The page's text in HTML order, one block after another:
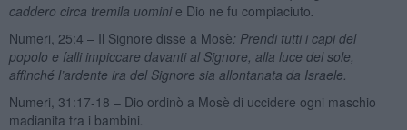
caddero circa tremila uomini e Dio ne fu compiaciuto
Numeri, 25:4 – Il Signore disse a Mosè: Prendi tutti i capi del
popolo e falli impiccare davanti al Signore, alla luce del sole,
affinché l’ardente ira del Signore sia allontanata da Israele.
Numeri, 31:17-18 – Dio ordinò a Mosè di uccidere ogni maschio
madianita tra i bambini